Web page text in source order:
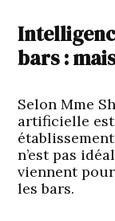
bars :
Selon Mme
artificielle est
n’est pas
viennent
les bars.